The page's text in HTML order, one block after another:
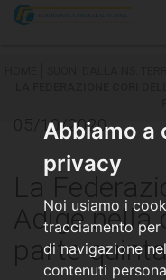
Abbiamo a
privacy
Noi usiamo i
tracciamento per
di navigazione
contenuti
05/10/2020
La
Adige
parte quinta